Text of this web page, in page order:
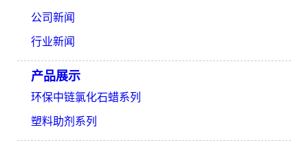
公司新闻
行业新闻
产品展示
环保中链氯化石蜡系列
塑料助剂系列